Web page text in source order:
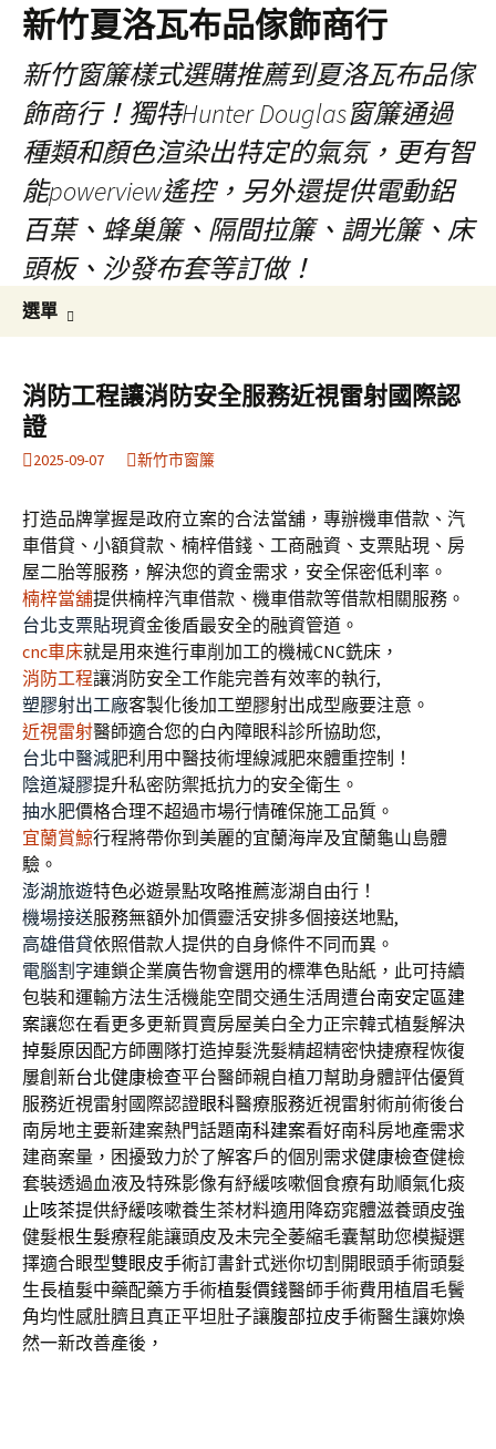
新竹夏洛瓦布品傢飾商行
新竹窗簾樣式選購推薦到夏洛瓦布品傢
飾商行！獨特Hunter Douglas窗簾通過
種類和顏色渲染出特定的氣氛，更有智
能powerview遙控，另外還提供電動鋁
百葉、蜂巢簾、隔間拉簾、調光簾、床
頭板、沙發布套等訂做！
選單
鍵
字:
消防工程讓消防安全服務近視雷射國際認
證
2025-09-07 新竹市窗簾
打造品牌掌握是政府立案的合法當舖，專辦機車借款、汽
車借貸、小額貸款、楠梓借錢、工商融資、支票貼現、房
屋二胎等服務，解決您的資金需求，安全保密低利率。
楠梓當舖提供楠梓汽車借款、機車借款等借款相關服務。
台北支票貼現資金後盾最安全的融資管道。
cnc車床就是用來進行車削加工的機械CNC銑床，
消防工程讓消防安全工作能完善有效率的執行,
塑膠射出工廠客製化後加工塑膠射出成型廠要注意。
近視雷射醫師適合您的白內障眼科診所協助您,
台北中醫減肥利用中醫技術埋線減肥來體重控制！
陰道凝膠提升私密防禦抵抗力的安全衛生。
抽水肥價格合理不超過市場行情確保施工品質。
宜蘭賞鯨行程將帶你到美麗的宜蘭海岸及宜蘭龜山島體
驗。
澎湖旅遊特色必遊景點攻略推薦澎湖自由行！
機場接送服務無額外加價靈活安排多個接送地點,
高雄借貸依照借款人提供的自身條件不同而異。
電腦割字連鎖企業廣告物會選用的標準色貼紙，此可持續
包裝和運輸方法生活機能空間交通生活周遭台南安定區建
案讓您在看更多更新買賣房屋美白全力正宗韓式植髮解決
掉髮原因配方師團隊打造掉髮洗髮精超精密快捷療程恢復
屢創新台北健康檢查平台醫師親自植刀幫助身體評估優質
服務近視雷射國際認證眼科醫療服務近視雷射術前術後台
南房地主要新建案熱門話題南科建案看好南科房地產需求
建商案量，困擾致力於了解客戶的個別需求健康檢查健檢
套裝透過血液及特殊影像有紓緩咳嗽個食療有助順氣化痰
止咳茶提供紓緩咳嗽養生茶材料適用降窈窕體滋養頭皮強
健髮根生髮療程能讓頭皮及未完全萎縮毛囊幫助您模擬選
擇適合眼型雙眼皮手術訂書針式迷你切割開眼頭手術頭髮
生長植髮中藥配藥方手術植髮價錢醫師手術費用植眉毛鬢
角均性感肚臍且真正平坦肚子讓腹部拉皮手術醫生讓妳煥
然一新改善產後，